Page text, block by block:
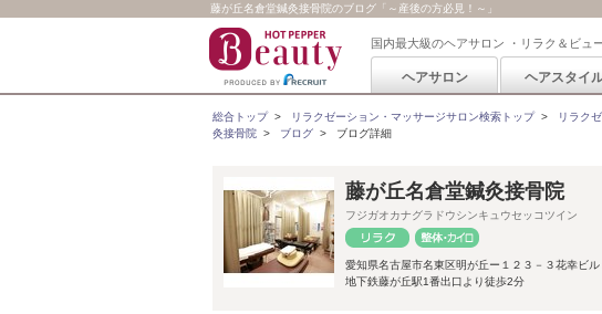
藤が丘名倉堂鍼灸接骨院のブログ「～産後の方必見！～」
国内最大級のヘアサロン ・リラク＆ビュ
ヘアサロン ヘアスタイ
総合トップ> リラクゼーション・マッサージサロン検索トップ> リラク
灸接骨院 > ブログ > ブログ詳細
藤が丘名倉堂鍼灸接骨院
フジガオカナグラドウシンキュウセッコツイン
愛知県名古屋市名東区明が丘ー１２３－３花幸ビル
地下鉄藤が丘駅1番出口より徒歩2分